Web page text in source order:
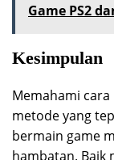
Game PS2
Kesimpulan
Memahami
metode yang
bermain game
hambatan. Baik